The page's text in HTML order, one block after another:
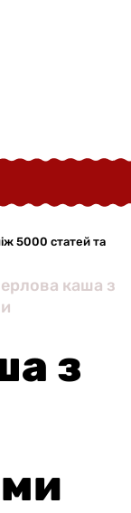
5000 статей та
каша з
з